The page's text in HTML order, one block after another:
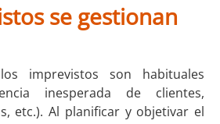
se gestionan
imprevistos son habituales
inesperada de clientes,
etc.). Al planificar y objetivar el